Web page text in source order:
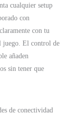
cualquier setup
con
con tu
juego. El control de
añaden
sin tener que
de conectividad